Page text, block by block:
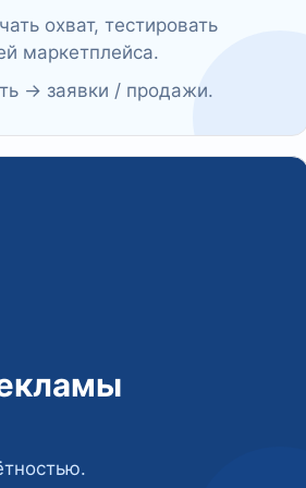
охват, тестировать
маркетплейса.
→ заявки / продажи.